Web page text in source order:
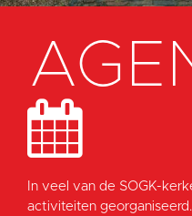
In veel van de SOGK-
activiteiten